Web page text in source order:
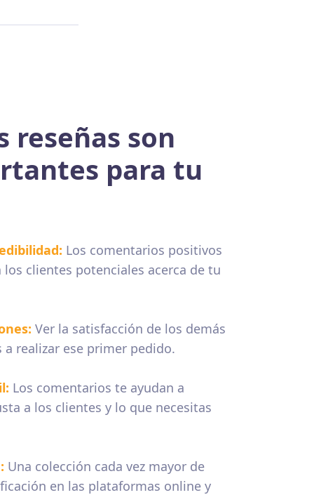
reseñas son
para tu
Los comentarios positivos
clientes potenciales acerca de tu
Ver la satisfacción de los demás
realizar ese primer pedido.
Los comentarios te ayudan a
a los clientes y lo que necesitas
Una colección cada vez mayor de
en las plataformas online y